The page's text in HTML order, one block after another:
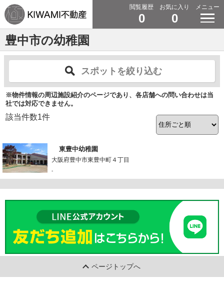
閲覧履歴
0
お気に入り
0
メニュー
豊中市の幼稚園
スポットを絞り込む
※物件情報の周辺施設紹介のページであり、各店舗への問い合わせは当
社では対応できません。
該当件数1件
東豊中幼稚園
大阪府豊中市東豊中町４丁目
-
ページトップへ